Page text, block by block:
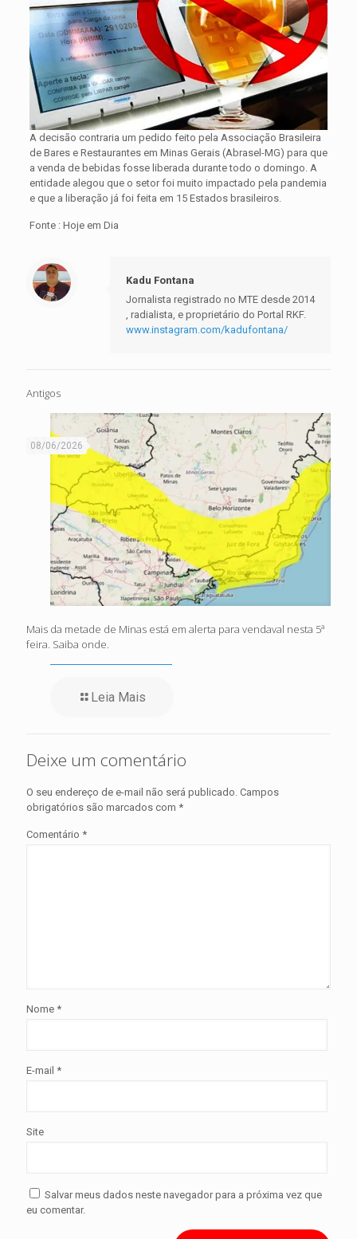
A decisão contraria um pedido feito pela Associação Brasileira
de Bares e Restaurantes em Minas Gerais (Abrasel-MG) para que
a venda de bebidas fosse liberada durante todo o domingo. A
entidade alegou que o setor foi muito impactado pela pandemia
e que a liberação já foi feita em 15 Estados brasileiros.
Fonte : Hoje em Dia
Kadu Fontana
Jornalista registrado no MTE desde 2014
, radialista, e proprietário do Portal RKF.
www.instagram.com/kadufontana/
Antigos
08/06/2026
Mais da metade de Minas está em alerta para vendaval nesta 5ª
feira. Saiba onde.
Leia Mais
Deixe um comentário
O seu endereço de e-mail não será publicado. Campos
obrigatórios são marcados com *
Comentário *
Nome *
E-mail *
Site
Salvar meus dados neste navegador para a próxima vez que
eu comentar.